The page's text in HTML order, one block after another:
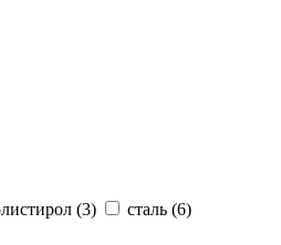
(3) сталь (6)